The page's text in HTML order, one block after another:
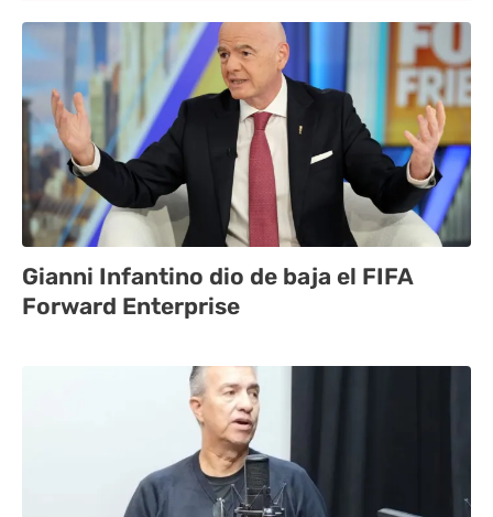
Gianni Infantino dio de baja el FIFA
Forward Enterprise